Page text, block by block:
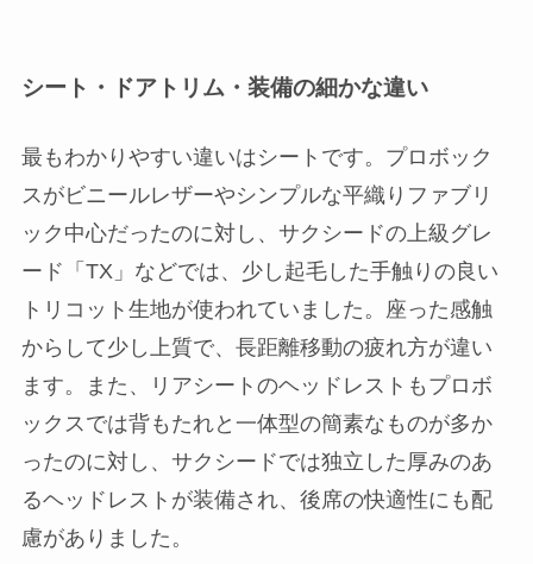
シート・ドアトリム・装備の細かな違い
最もわかりやすい違いはシートです。プロボック
スがビニールレザーやシンプルな平織りファブリ
ック中心だったのに対し、サクシードの上級グレ
ード「TX」などでは、少し起毛した手触りの良い
トリコット生地が使われていました。座った感触
からして少し上質で、長距離移動の疲れ方が違い
ます。また、リアシートのヘッドレストもプロボ
ックスでは背もたれと一体型の簡素なものが多か
ったのに対し、サクシードでは独立した厚みのあ
るヘッドレストが装備され、後席の快適性にも配
慮がありました。